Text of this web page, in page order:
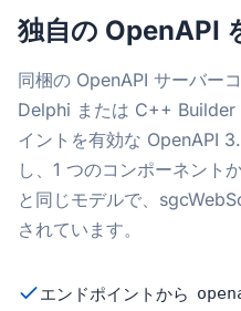
独自の OpenAPI
同梱の OpenAPI サーバー
Delphi または C++ Builder
イントを有効な OpenAPI
し、1 つのコンポーネント
と同じモデルで、
されています。
エンドポイントから